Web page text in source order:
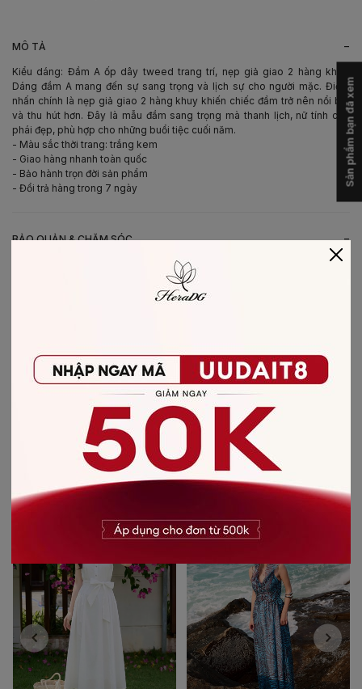
MÔ TẢ -
Kiểu dáng: Đầm A ốp dây tweed trang trí, nẹp giả giao 2 hàng khuy.
Dáng đầm A mang đến sự sang trọng và lịch sự cho người mặc. Điểm
nhấn chính là nẹp giả giao 2 hàng khuy khiến chiếc đầm trở nên nổi bật
và thu hút hơn. Đây là mẫu đầm sang trọng mà thanh lịch, nữ tính cho
phái đẹp, phù hợp cho những buổi tiệc cuối năm.
- Màu sắc thời trang: trắng kem
- Giao hàng nhanh toàn quốc
- Bảo hành trọn đời sản phẩm
- Đổi trả hàng trong 7 ngày
BẢO QUẢN & CHĂM SÓC -
- Không giặt sản phẩm với thuốc tẩy có chứa Clo
- Không nên giặt chung các sản phẩm khác màu với nhau
CHẤT LIỆU SẢN PHẨM
vải dạ Tweed
CÓ THỂ BẠN SẼ THÍCH
-30%
Sản phẩm bạn đã xem